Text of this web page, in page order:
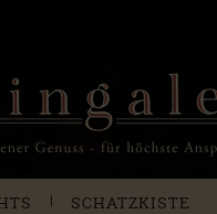
| SCHATZKISTE